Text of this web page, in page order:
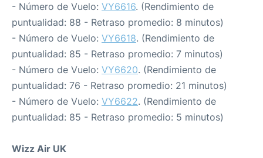
- Número de Vuelo: VY6616. (Rendimiento de
puntualidad: 88 - Retraso promedio: 8 minutos)
- Número de Vuelo: VY6618. (Rendimiento de
puntualidad: 85 - Retraso promedio: 7 minutos)
- Número de Vuelo: VY6620. (Rendimiento de
puntualidad: 76 - Retraso promedio: 21 minutos)
- Número de Vuelo: VY6622. (Rendimiento de
puntualidad: 85 - Retraso promedio: 5 minutos)
Wizz Air UK